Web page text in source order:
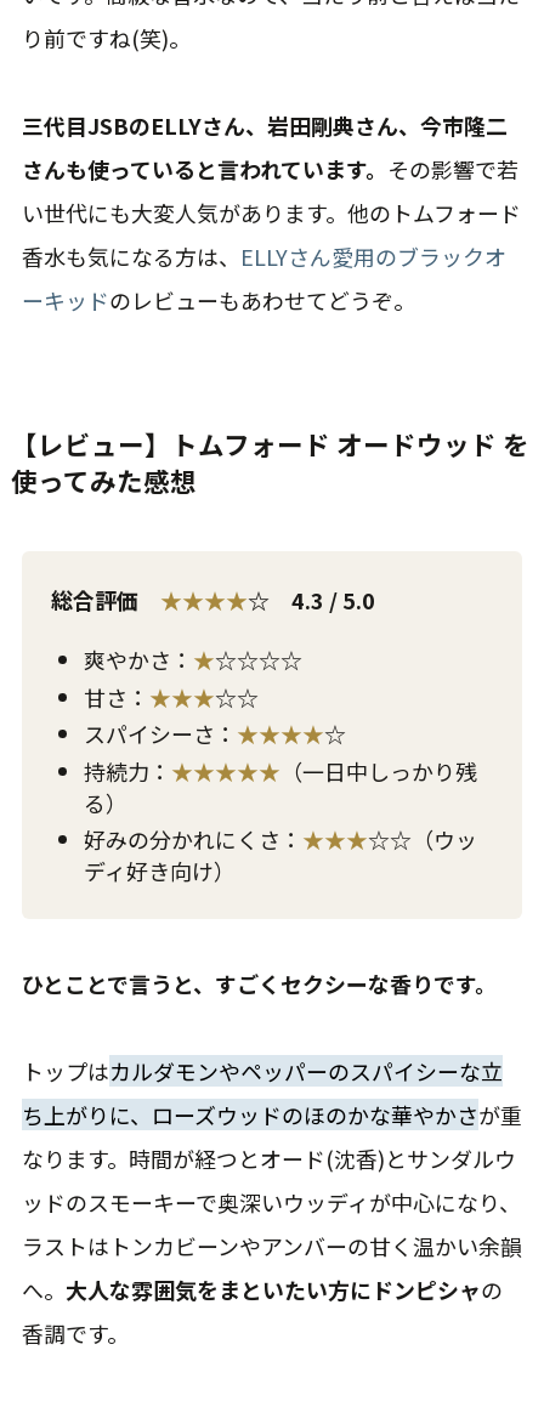
り前ですね(笑)。
三代目JSBのELLYさん、岩田剛典さん、今市隆二
さんも使っていると言われています。 その影響で若
い世代にも大変人気があります。他のトムフォード
香水も気になる方は、 ELLYさん愛用のブラックオ
ーキッドのレビューもあわせてどうぞ。
【レビュー】トムフォード オードウッド を
使ってみた感想
総合評価 ★★★★☆ 4.3 / 5.0
爽やかさ： ★☆☆☆☆
甘さ： ★★★☆☆
スパイシーさ： ★★★★☆
持続力： ★★★★★ （一日中しっかり残
る）
好みの分かれにくさ： ★★★☆☆（ウッ
ディ好き向け）
ひとことで言うと、すごくセクシーな香りです。
トップはカルダモンやペッパーのスパイシーな立
ち上がりに、ローズウッドのほのかな華やかさが重
なります。時間が経つとオード(沈香)とサンダルウ
ッドのスモーキーで奥深いウッディが中心になり、
ラストはトンカビーンやアンバーの甘く温かい余韻
へ。 大人な雰囲気をまといたい方にドンピシャの
香調です。